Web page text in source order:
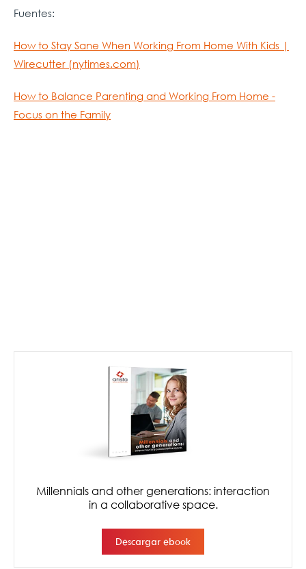
Fuentes:
How to Stay Sane When Working From Home With Kids |
Wirecutter (nytimes.com)
How to Balance Parenting and Working From Home -
Focus on the Family